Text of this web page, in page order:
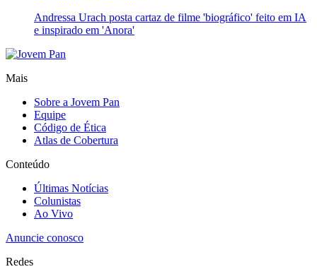
Andressa Urach posta cartaz de filme 'biográfico' feito em IA
e inspirado em 'Anora'
Mais
Sobre a Jovem Pan
Equipe
Código de Ética
Atlas de Cobertura
Conteúdo
Últimas Notícias
Colunistas
Ao Vivo
Anuncie conosco
Redes